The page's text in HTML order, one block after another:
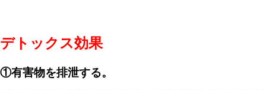
デトックス効果
①有害物を排泄する。